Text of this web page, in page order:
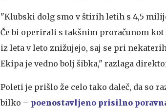
"Klubski dolg smo v štirih letih s 4,5
Če bi operirali s takšnim proračunom
iz leta v leto znižujejo, saj se pri
Ekipa je vedno bolj šibka," razlaga
Poleti je prišlo že celo tako daleč, da so
bilko – poenostavljeno prisilno